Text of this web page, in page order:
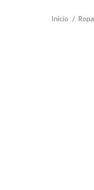
Inicio Ropa